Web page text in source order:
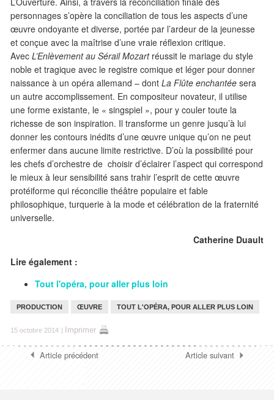
personnages s’opère la conciliation de tous les aspects d’une
œuvre ondoyante et diverse, portée par l’ardeur de la jeunesse
et conçue avec la maîtrise d’une vraie réflexion critique.
Avec L’Enlèvement au Sérail Mozartréussit le mariage du style
noble et tragique avec le registre comique et léger pour donner
naissance à un opéra allemand – dont La Flûte enchantée sera
un autre accomplissement. En compositeur novateur, il utilise
une forme existante, le « singspiel », pour y couler toute la
richesse de son inspiration. Il transforme un genre jusqu’à lui
donner les contours inédits d’une œuvre unique qu’on ne peut
enfermer dans aucune limite restrictive. D’où la possibilité pour
les chefs d’orchestre de choisir d’éclairer l’aspect qui correspond
le mieux à leur sensibilité sans trahir l’esprit de cette œuvre
protéiforme qui réconcilie théâtre populaire et fable
philosophique, turquerie à la mode et célébration de la fraternité
universelle.
Catherine Duault
Lire également :
Tout l'opéra, pour aller plus loin
PRODUCTION ŒUVRE TOUT L'OPÉRA, POUR ALLER PLUS LOIN
15 octobre 2014 | Imprimer
Article précédent Article suivant